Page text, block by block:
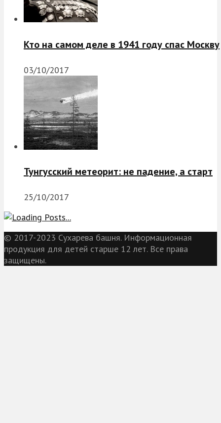
Кто на самом деле в 1941 году спас Москву
03/10/2017
Тунгусский метеорит: не падение, а старт
25/10/2017
© 2017-2023 Сухарева башня. Информационная
продукция для детей старше 12 лет. Все права
защищены.